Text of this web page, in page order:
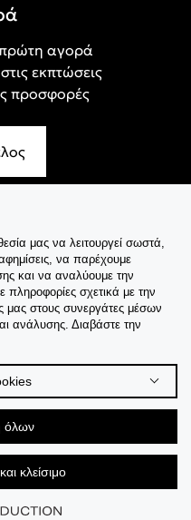
αγορά
εκπτώσεις
προσφορές
μας να λειτουργεί σωστά,
να παρέχουμε
και να αναλύουμε την
πληροφορίες σχετικά με την
μας στους συνεργάτες μέσων
ανάλυσης. Διαβάστε την
όλων
κλείσιμο